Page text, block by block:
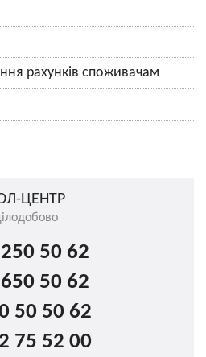
рахунків споживачам
ЦЕНТР
50 62
50 62
50 50 62
75 52 00